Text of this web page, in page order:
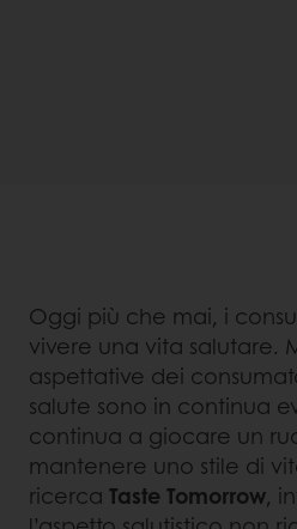
Oggi più che mai, i
vivere una vita salutare.
aspettative dei
salute sono in continua
continua a giocare un
mantenere uno stile di
ricerca Taste Tomorrow,